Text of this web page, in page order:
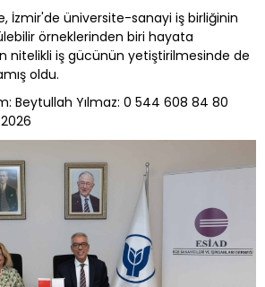
İzmir'de üniversite-sanayi iş birliğinin
örneklerinden biri hayata
nitelikli iş gücünün yetiştirilmesinde de
oldu.
Beytullah Yılmaz: 0 544 608 84 80